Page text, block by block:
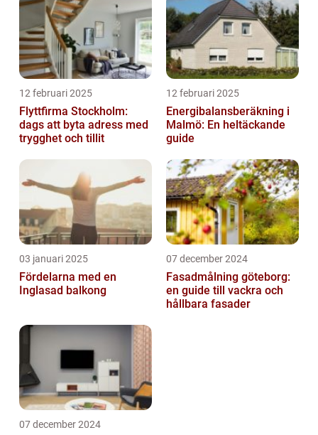
12 februari 2025
Flyttfirma Stockholm:
dags att byta adress med
trygghet och tillit
12 februari 2025
Energibalansberäkning i
Malmö: En heltäckande
guide
03 januari 2025
Fördelarna med en
Inglasad balkong
07 december 2024
Fasadmålning göteborg:
en guide till vackra och
hållbara fasader
07 december 2024